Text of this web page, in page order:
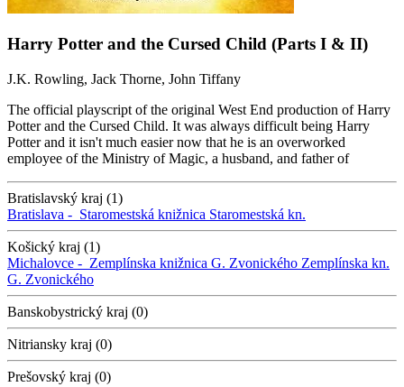
Harry Potter and the Cursed Child (Parts I & II)
J.K. Rowling, Jack Thorne, John Tiffany
The official playscript of the original West End production of Harry
Potter and the Cursed Child. It was always difficult being Harry
Potter and it isn't much easier now that he is an overworked
employee of the Ministry of Magic, a husband, and father of
Bratislavský kraj (1)
Bratislava - Staromestská knižnica Staromestská kn.
Košický kraj (1)
Michalovce - Zemplínska knižnica G. Zvonického Zemplínska kn.
G. Zvonického
Banskobystrický kraj (0)
Nitriansky kraj (0)
Prešovský kraj (0)